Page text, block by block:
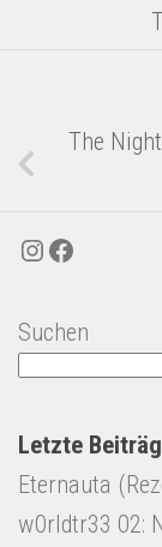
The
Instagram
Facebook
Suchen
Letzte
Eternauta
w0rldtr33 02: